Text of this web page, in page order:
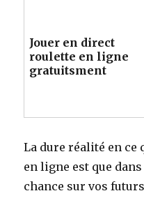
Jouer en direct
roulette en ligne
gratuitsment
La dure réalité en ce
en ligne est que
chance sur vos